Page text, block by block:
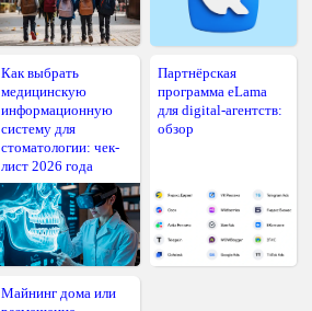
Как выбрать
медицинскую
информационную
систему для
стоматологии: чек-
лист 2026 года
Партнёрская
программа eLama
для digital-агентств:
обзор
Майнинг дома или